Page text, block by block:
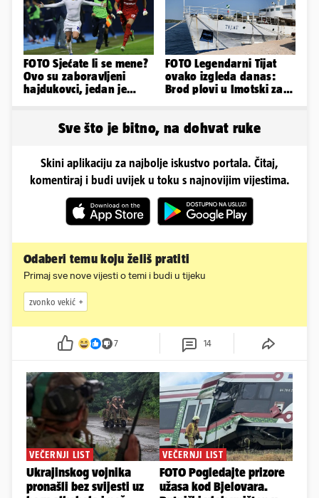
FOTO Sjećate li se mene?
Ovo su zaboravljeni
hajdukovci, jedan je
FOTO Legendarni Tijat
ovako izgleda danas:
Brod plovi u Imotski za
Sve što je bitno, na dohvat ruke
Skini aplikaciju za najbolje iskustvo portala. Čitaj,
komentiraj i budi uvijek u toku s najnovijim vijestima.
Odaberi temu koju želiš pratiti
Primaj sve nove vijesti o temi i budi u tijeku
zvonko vekić
7 14